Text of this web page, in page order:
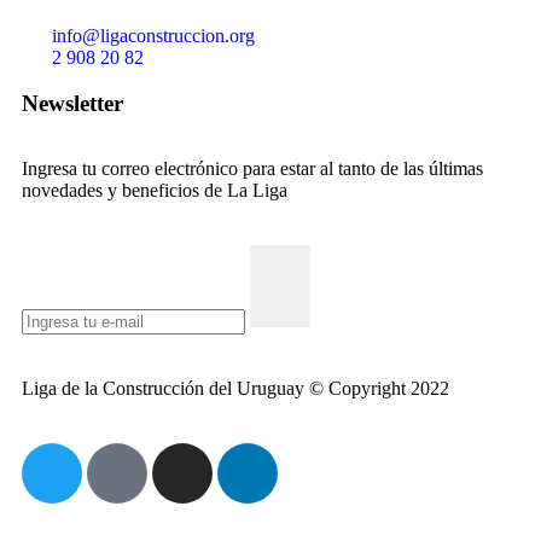
info@ligaconstruccion.org
2 908 20 82
Newsletter
Ingresa tu correo electrónico para estar al tanto de las últimas
novedades y beneficios de La Liga
Liga de la Construcción del Uruguay © Copyright 2022